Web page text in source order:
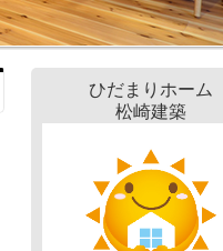
ひだまりホーム
松崎建築